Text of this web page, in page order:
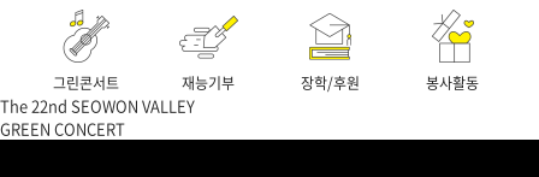
그린콘서트 재능기부 장학/후원 봉사활동
The 22nd SEOWON VALLEY
GREEN CONCERT